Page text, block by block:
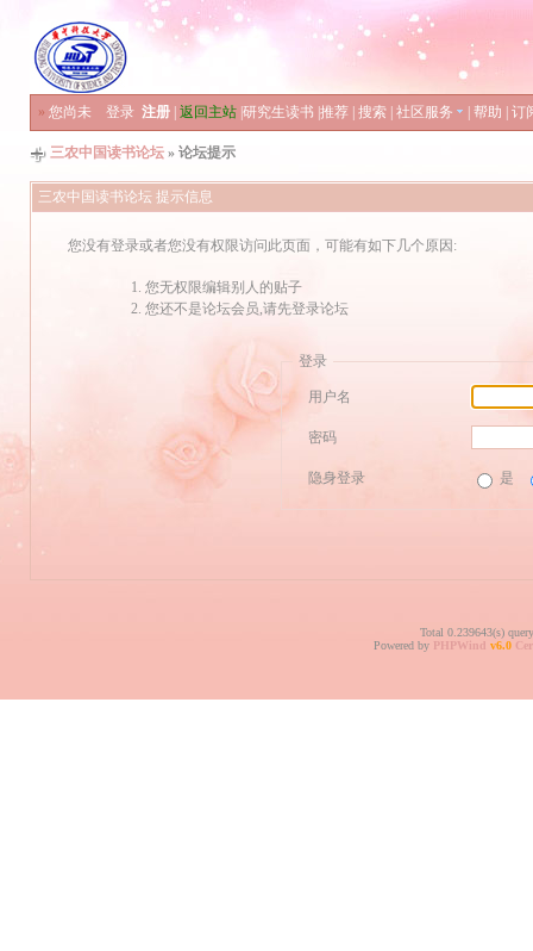
» 您尚未 登录 注册 返回主站 研究生读书 推荐 搜索 社区服务 帮助 订
三农中国读书论坛 » 论坛提示
三农中国读书论坛 提示信息
您没有登录或者您没有权限访问此页面，可能有如下几个原因:
您无权限编辑别人的贴子
您还不是论坛会员,请先登录论坛
登录
用户名
密码
隐身登录 是
Total 0.239643(s)
Powered by PHPWind v6.0